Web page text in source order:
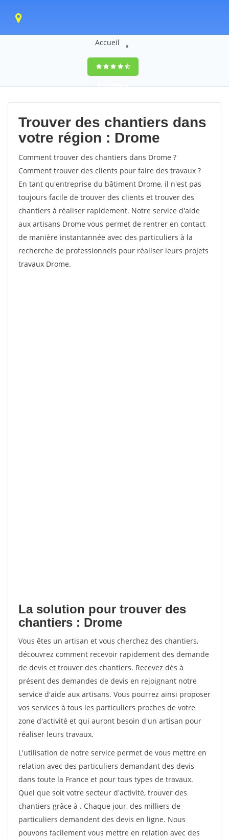
Accueil
9,5(100%)0
votes
Trouver des chantiers dans
votre région : Drome
Comment trouver des chantiers dans Drome ?
Comment trouver des clients pour faire des travaux ?
En tant qu'entreprise du bâtiment Drome, il n'est pas
toujours facile de trouver des clients et trouver des
chantiers à réaliser rapidement. Notre service d'aide
aux artisans Drome vous permet de rentrer en contact
de manière instantannée avec des particuliers à la
recherche de professionnels pour réaliser leurs projets
travaux Drome.
La solution pour trouver des
chantiers : Drome
Vous êtes un artisan et vous cherchez des chantiers,
découvrez comment recevoir rapidement des demande
de devis et trouver des chantiers. Recevez dès à
présent des demandes de devis en rejoignant notre
service d'aide aux artisans. Vous pourrez ainsi proposer
vos services à tous les particuliers proches de votre
zone d'activité et qui auront besoin d'un artisan pour
réaliser leurs travaux.
L'utilisation de notre service permet de vous mettre en
relation avec des particuliers demandant des devis
dans toute la France et pour tous types de travaux.
Quel que soit votre secteur d'activité, trouver des
chantiers grâce à . Chaque jour, des milliers de
particuliers demandent des devis en ligne. Nous
pouvons facilement vous mettre en relation avec des